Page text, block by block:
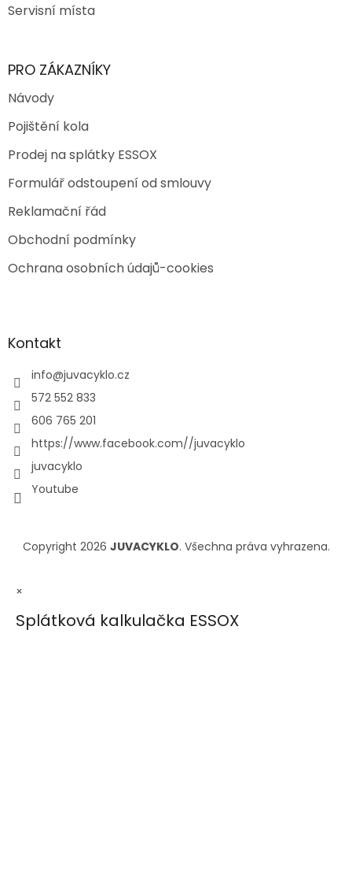
Servisní místa
PRO ZÁKAZNÍKY
Návody
Pojištění kola
Prodej na splátky ESSOX
Formulář odstoupení od smlouvy
Reklamační řád
Obchodní podmínky
Ochrana osobních údajů-cookies
Kontakt
info@juvacyklo.cz
572 552 833
606 765 201
https://www.facebook.com//juvacyklo
juvacyklo
Youtube
Copyright 2026 JUVACYKLO. Všechna práva vyhrazena.
×
Splátková kalkulačka ESSOX